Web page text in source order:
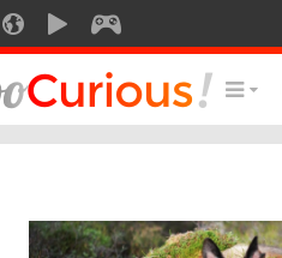
SOOFRESHSOOCURIOUSSOOMOTION
Voyage